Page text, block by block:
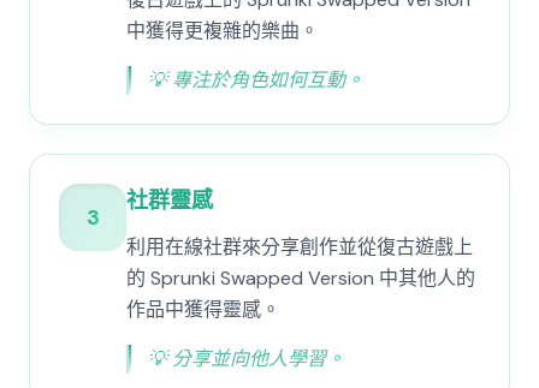
中獲得更複雜的樂曲。
💡專注於角色如何互動。
3
社群靈感
利用在線社群來分享創作並從復古遊戲上
的 Sprunki Swapped Version 中其他人的
作品中獲得靈感。
💡分享並向他人學習。